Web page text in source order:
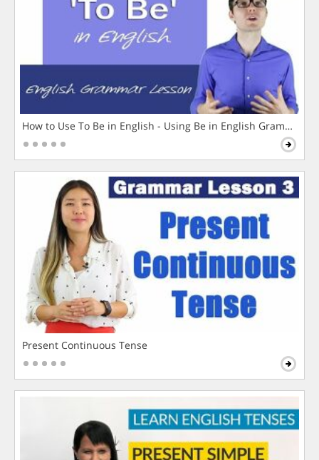
How to Use To Be in English - Using Be in English Grammar
Present Continuous Tense